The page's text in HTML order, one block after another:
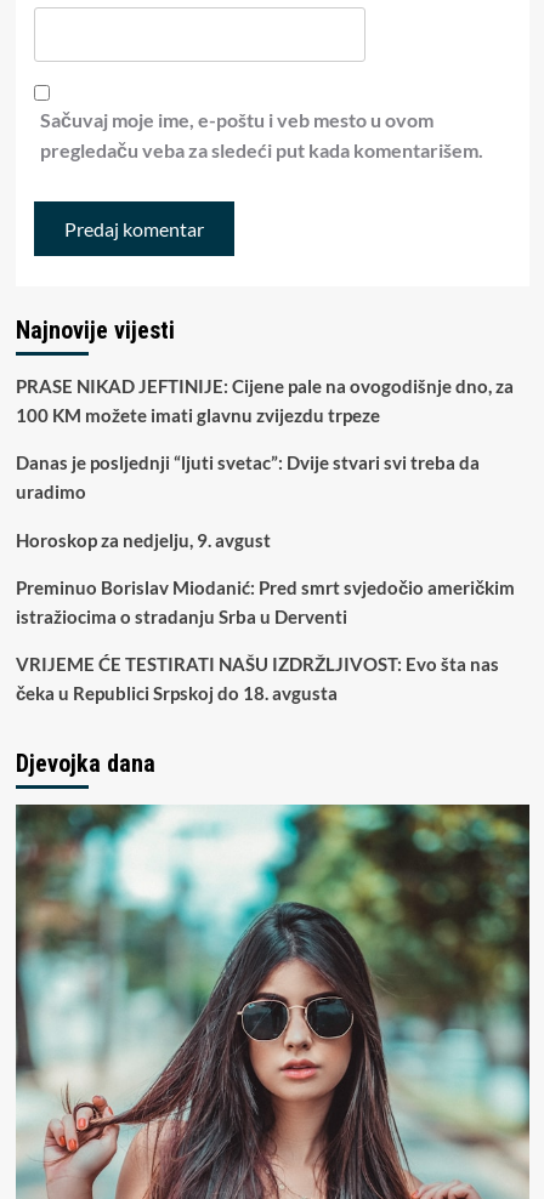
Sačuvaj moje ime, e-poštu i veb mesto u ovom
pregledaču veba za sledeći put kada komentarišem.
Najnovije vijesti
PRASE NIKAD JEFTINIJE: Cijene pale na ovogodišnje dno, za
100 KM možete imati glavnu zvijezdu trpeze
Danas je posljednji “ljuti svetac”: Dvije stvari svi treba da
uradimo
Horoskop za nedjelju, 9. avgust
Preminuo Borislav Miodanić: Pred smrt svjedočio američkim
istražiocima o stradanju Srba u Derventi
VRIJEME ĆE TESTIRATI NAŠU IZDRŽLJIVOST: Evo šta nas
čeka u Republici Srpskoj do 18. avgusta
Djevojka dana